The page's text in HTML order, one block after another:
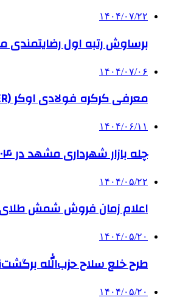
۱۴۰۴/۰۷/۲۲
برساوش رتبه اول
۱۴۰۴/۰۷/۰۶
معرفی کرکره فولادی اوکر (OKER)؛ نسل جدید درب‌های برقی برای امنیت بیشتر
۱۴۰۴/۰۶/۱۱
چله بازار شهرداری مشهد در ۱۴۰۴ برگزار میشود ؟
۱۴۰۴/۰۵/۲۲
اعلام زمان فروش شمش طلای
۱۴۰۴/۰۵/۲۰
طرح خلع سلاح حزب‌الله
۱۴۰۴/۰۵/۲۰